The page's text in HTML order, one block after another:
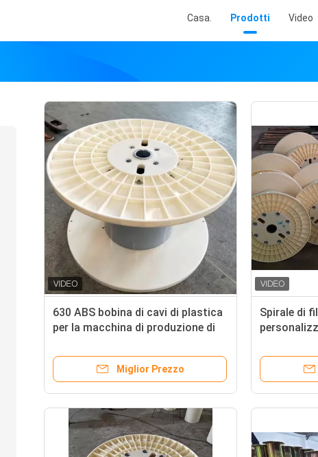
Casa. Prodotti Video
630 ABS bobina di cavi di plastica
per la macchina di produzione di
Miglior Prezzo
Spirale di